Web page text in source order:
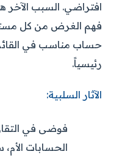
افتراضي. السبب
فهم الغرض من كل
حساب مناسب في
رئيسياً.
الآثار السلبية:
فوضى في
الحسابات